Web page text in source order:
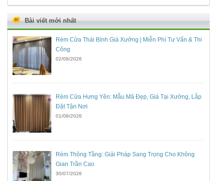
Bài viết mới nhất
Rèm Cửa Thái Bình Giá Xưởng | Miễn Phí Tư Vấn & Thi
Công
02/08/2026
Rèm Cửa Hưng Yên: Mẫu Mã Đẹp, Giá Tại Xưởng, Lắp
Đặt Tận Nơi
01/08/2026
Rèm Thông Tầng: Giải Pháp Sang Trọng Cho Không
Gian Trần Cao
30/07/2026